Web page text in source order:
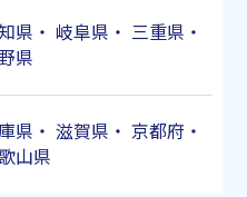
県 ・ 岐阜県 ・ 三重県 ・
県
県 ・ 滋賀県 ・ 京都府 ・
山県